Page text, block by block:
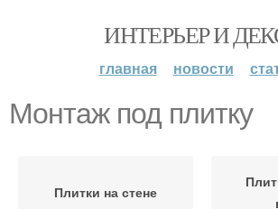
ИНТЕРЬЕР И
главная новости
Монтаж под плитку
Плитки на стене